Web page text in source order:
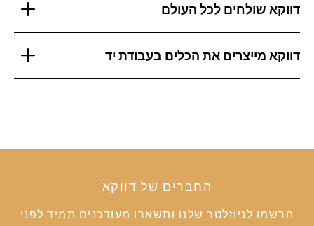
דווקא שולחים לכל העולם
דווקא מייצרים את הכלים בעבודת יד
החברים של דווקא
הרשמו לניוזלטר שלנו ותשארו מעודכנים תמיד לפני